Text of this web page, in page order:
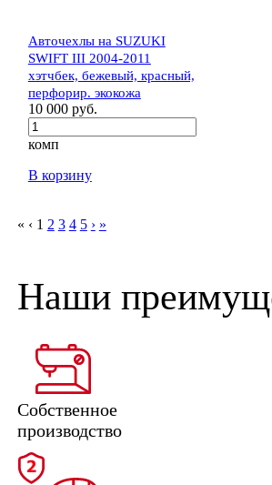
Авточехлы на SUZUKI
SWIFT III 2004-2011
хэтчбек, бежевый, красный,
перфорир. экокожа
10 000 руб.
комп
В корзину
« ‹ 1 2 3 4 5 › »
Наши
Собственное
производство